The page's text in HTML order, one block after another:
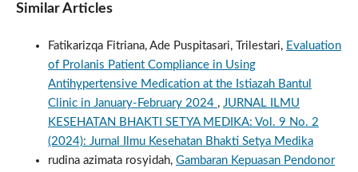
Similar Articles
Fatikarizqa Fitriana, Ade Puspitasari, Trilestari, Evaluation
of Prolanis Patient Compliance in Using
Antihypertensive Medication at the Istiazah Bantul
Clinic in January-February 2024 , JURNAL ILMU
KESEHATAN BHAKTI SETYA MEDIKA: Vol. 9 No. 2
(2024): Jurnal Ilmu Kesehatan Bhakti Setya Medika
rudina azimata rosyidah, Gambaran Kepuasan Pendonor